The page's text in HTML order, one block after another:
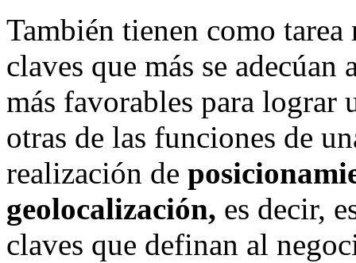
También tienen como
claves que más se adecúan
más favorables para lograr
otras de las funciones de
realización de
geolocalización, es decir,
claves que definan al